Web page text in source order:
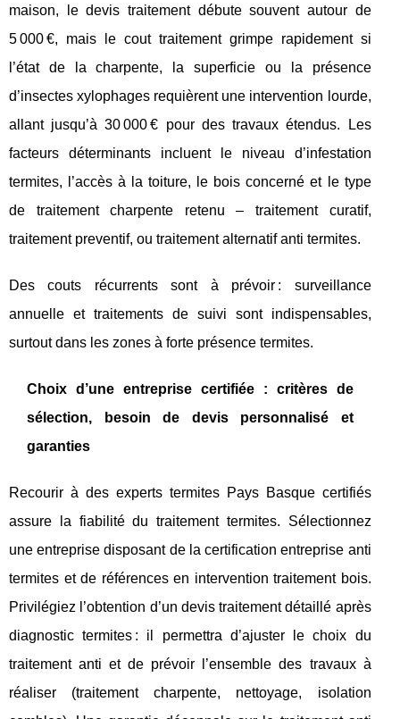
maison, le devis traitement débute souvent autour de
5 000 €, mais le cout traitement grimpe rapidement si
l’état de la charpente, la superficie ou la présence
d’insectes xylophages requièrent une intervention lourde,
allant jusqu’à 30 000 € pour des travaux étendus. Les
facteurs déterminants incluent le niveau d’infestation
termites, l’accès à la toiture, le bois concerné et le type
de traitement charpente retenu – traitement curatif,
traitement preventif, ou traitement alternatif anti termites.
Des couts récurrents sont à prévoir : surveillance
annuelle et traitements de suivi sont indispensables,
surtout dans les zones à forte présence termites.
Choix d’une entreprise certifiée : critères de
sélection, besoin de devis personnalisé et
garanties
Recourir à des experts termites Pays Basque certifiés
assure la fiabilité du traitement termites. Sélectionnez
une entreprise disposant de la certification entreprise anti
termites et de références en intervention traitement bois.
Privilégiez l’obtention d’un devis traitement détaillé après
diagnostic termites : il permettra d’ajuster le choix du
traitement anti et de prévoir l’ensemble des travaux à
réaliser (traitement charpente, nettoyage, isolation